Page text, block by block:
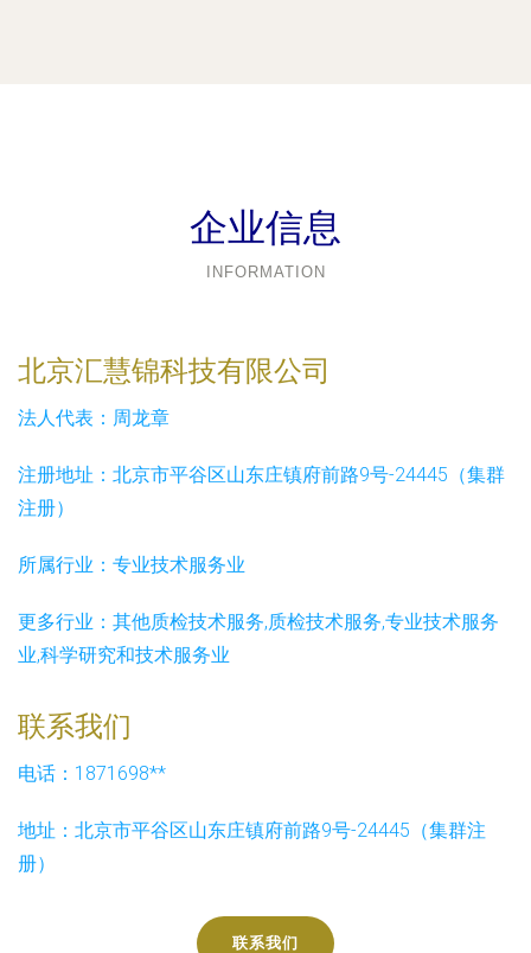
企业信息
INFORMATION
北京汇慧锦科技有限公司
法人代表： 周龙章
注册地址： 北京市平谷区山东庄镇府前路9号-24445（集群
注册）
所属行业： 专业技术服务业
更多行业： 其他质检技术服务,质检技术服务,专业技术服务
业,科学研究和技术服务业
联系我们
电话：1871698**
地址：北京市平谷区山东庄镇府前路9号-24445（集群注
册）
联系我们